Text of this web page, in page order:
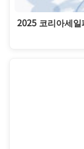
2025 코리아세